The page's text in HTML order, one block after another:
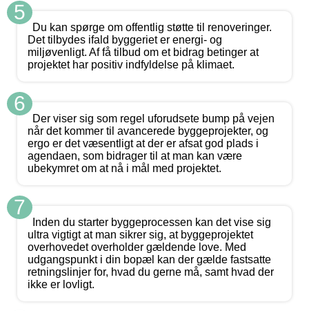
5
Du kan spørge om offentlig støtte til renoveringer.
Det tilbydes ifald byggeriet er energi- og
miljøvenligt. Af få tilbud om et bidrag betinger at
projektet har positiv indfyldelse på klimaet.
6
Der viser sig som regel uforudsete bump på vejen
når det kommer til avancerede byggeprojekter, og
ergo er det væsentligt at der er afsat god plads i
agendaen, som bidrager til at man kan være
ubekymret om at nå i mål med projektet.
7
Inden du starter byggeprocessen kan det vise sig
ultra vigtigt at man sikrer sig, at byggeprojektet
overhovedet overholder gældende love. Med
udgangspunkt i din bopæl kan der gælde fastsatte
retningslinjer for, hvad du gerne må, samt hvad der
ikke er lovligt.